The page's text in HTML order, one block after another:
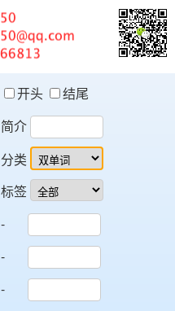
开头
结尾
简介
分类
标签
-
-
-